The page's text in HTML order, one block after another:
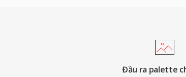
Đầu ra palette